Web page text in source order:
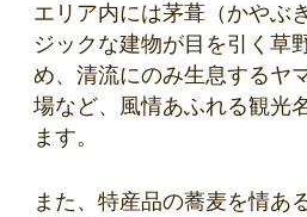
エリア内には茅葺（かやぶ
ジックな建物が目を引く草
め、清流にのみ生息するヤ
場など、風情あふれる観光
ます。
また、特産品の蕎麦を情あ